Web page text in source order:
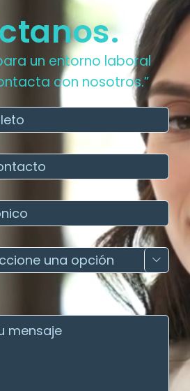
un entorno laboral
con nosotros.”
